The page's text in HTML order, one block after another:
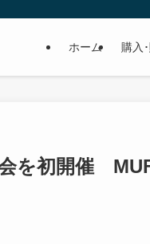
ホーム 購入
を初開催